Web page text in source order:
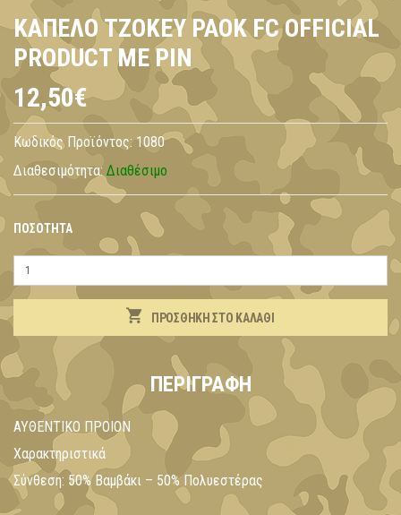
ΚΑΠΕΛΟ ΤΖΟΚΕΥ PAOK FC OFFICIAL
PRODUCT ΜΕ PIN
12,50€
Κωδικός Προϊόντος: 1080
Διαθεσιμότητα: Διαθέσιμο
ΠΟΣΌΤΗΤΑ
ΠΡΟΣΘΉΚΗ ΣΤΟ ΚΑΛΆΘΙ
ΠΕΡΙΓΡΑΦΉ
ΑΥΘΕΝΤΙΚΟ ΠΡΟΙΟΝ
Χαρακτηριστικά
Σύνθεση: 50% Βαμβάκι – 50% Πολυεστέρας